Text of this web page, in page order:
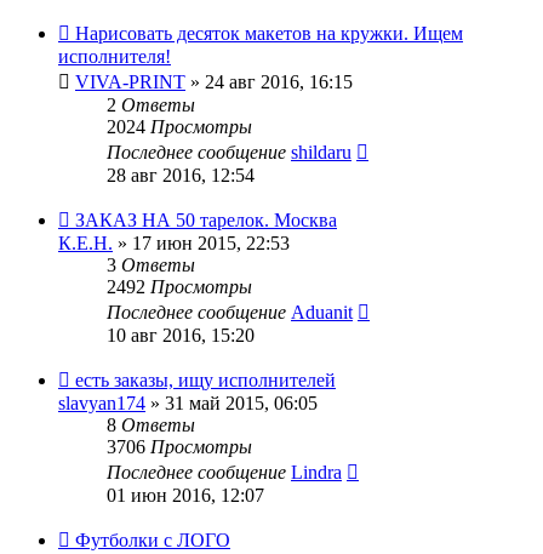
Нарисовать десяток макетов на кружки. Ищем
исполнителя!
VIVA-PRINT » 24 авг 2016, 16:15
2 Ответы
2024 Просмотры
Последнее сообщение shildaru
28 авг 2016, 12:54
ЗАКАЗ НА 50 тарелок. Москва
К.Е.Н. » 17 июн 2015, 22:53
3 Ответы
2492 Просмотры
Последнее сообщение Aduanit
10 авг 2016, 15:20
есть заказы, ищу исполнителей
slavyan174 » 31 май 2015, 06:05
8 Ответы
3706 Просмотры
Последнее сообщение Lindra
01 июн 2016, 12:07
Футболки с ЛОГО